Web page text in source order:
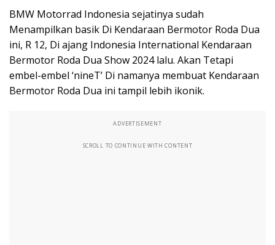
BMW Motorrad Indonesia sejatinya sudah
Menampilkan basik Di Kendaraan Bermotor Roda Dua
ini, R 12, Di ajang Indonesia International Kendaraan
Bermotor Roda Dua Show 2024 lalu. Akan Tetapi
embel-embel ‘nineT’ Di namanya membuat Kendaraan
Bermotor Roda Dua ini tampil lebih ikonik.
ADVERTISEMENT
SCROLL TO CONTINUE WITH CONTENT